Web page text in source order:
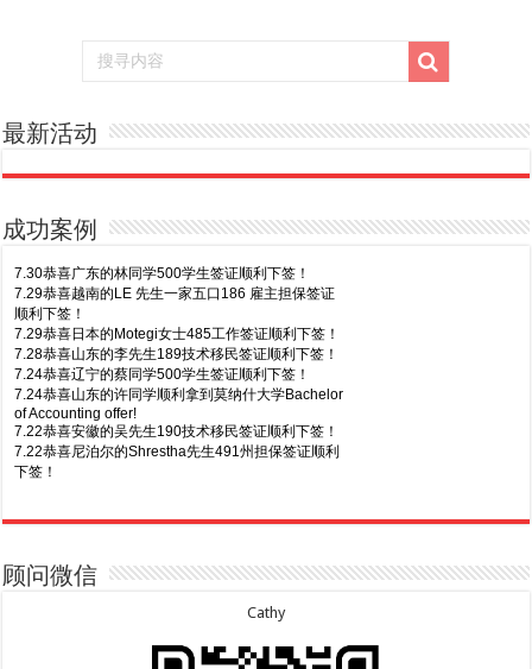
最新活动
成功案例
Business offer！
8.6恭喜江苏的谢先生600旅游签证顺利下签，三年多
7.30恭喜广东的林同学500学生签证顺利下签！
7.29恭喜越南的LE 先生一家五口186 雇主担保签证
顺利下签！
7.29恭喜日本的Motegi女士485工作签证顺利下签！
7.28恭喜山东的李先生189技术移民签证顺利下签！
7.24恭喜辽宁的蔡同学500学生签证顺利下签！
7.24恭喜山东的许同学顺利拿到莫纳什大学Bachelor
of Accounting offer!
7.22恭喜安徽的吴先生190技术移民签证顺利下签！
7.22恭喜尼泊尔的Shrestha先生491州担保签证顺利
下签！
签！
7.15恭喜江苏的曹同学500学生签证顺利下签！
7.13恭喜广东的邓同学500学生签证顺利下签！
7.9恭喜广东的喻同学500学生签证顺利下签！
顾问微信
Cathy